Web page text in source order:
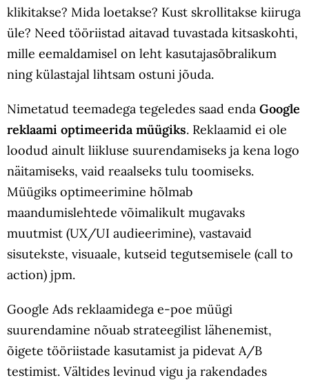
klikitakse? Mida loetakse? Kust skrollitakse kiiruga
üle? Need tööriistad aitavad tuvastada kitsaskohti,
mille eemaldamisel on leht kasutajasõbralikum
ning külastajal lihtsam ostuni jõuda.
Nimetatud teemadega tegeledes saad enda Google
reklaami optimeerida müügiks. Reklaamid ei ole
loodud ainult liikluse suurendamiseks ja kena logo
näitamiseks, vaid reaalseks tulu toomiseks.
Müügiks optimeerimine hõlmab
maandumislehtede võimalikult mugavaks
muutmist (UX/UI audieerimine), vastavaid
sisutekste, visuaale, kutseid tegutsemisele (call to
action) jpm.
Google Ads reklaamidega e-poe müügi
suurendamine nõuab strateegilist lähenemist,
õigete tööriistade kasutamist ja pidevat A/B
testimist. Vältides levinud vigu ja rakendades